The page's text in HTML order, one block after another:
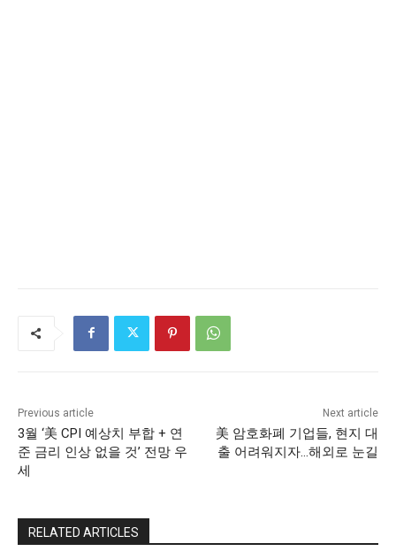
Previous article
3월 ‘美 CPI 예상치 부합 + 연
준 금리 인상 없을 것’ 전망 우
세
Next article
美 암호화폐 기업들, 현지 대
출 어려워지자…해외로 눈길
RELATED ARTICLES